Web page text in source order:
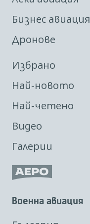
Бизнес авиация
Дронове
Избрано
Най-новото
Най-четено
Видео
Галерии
Военна авиация